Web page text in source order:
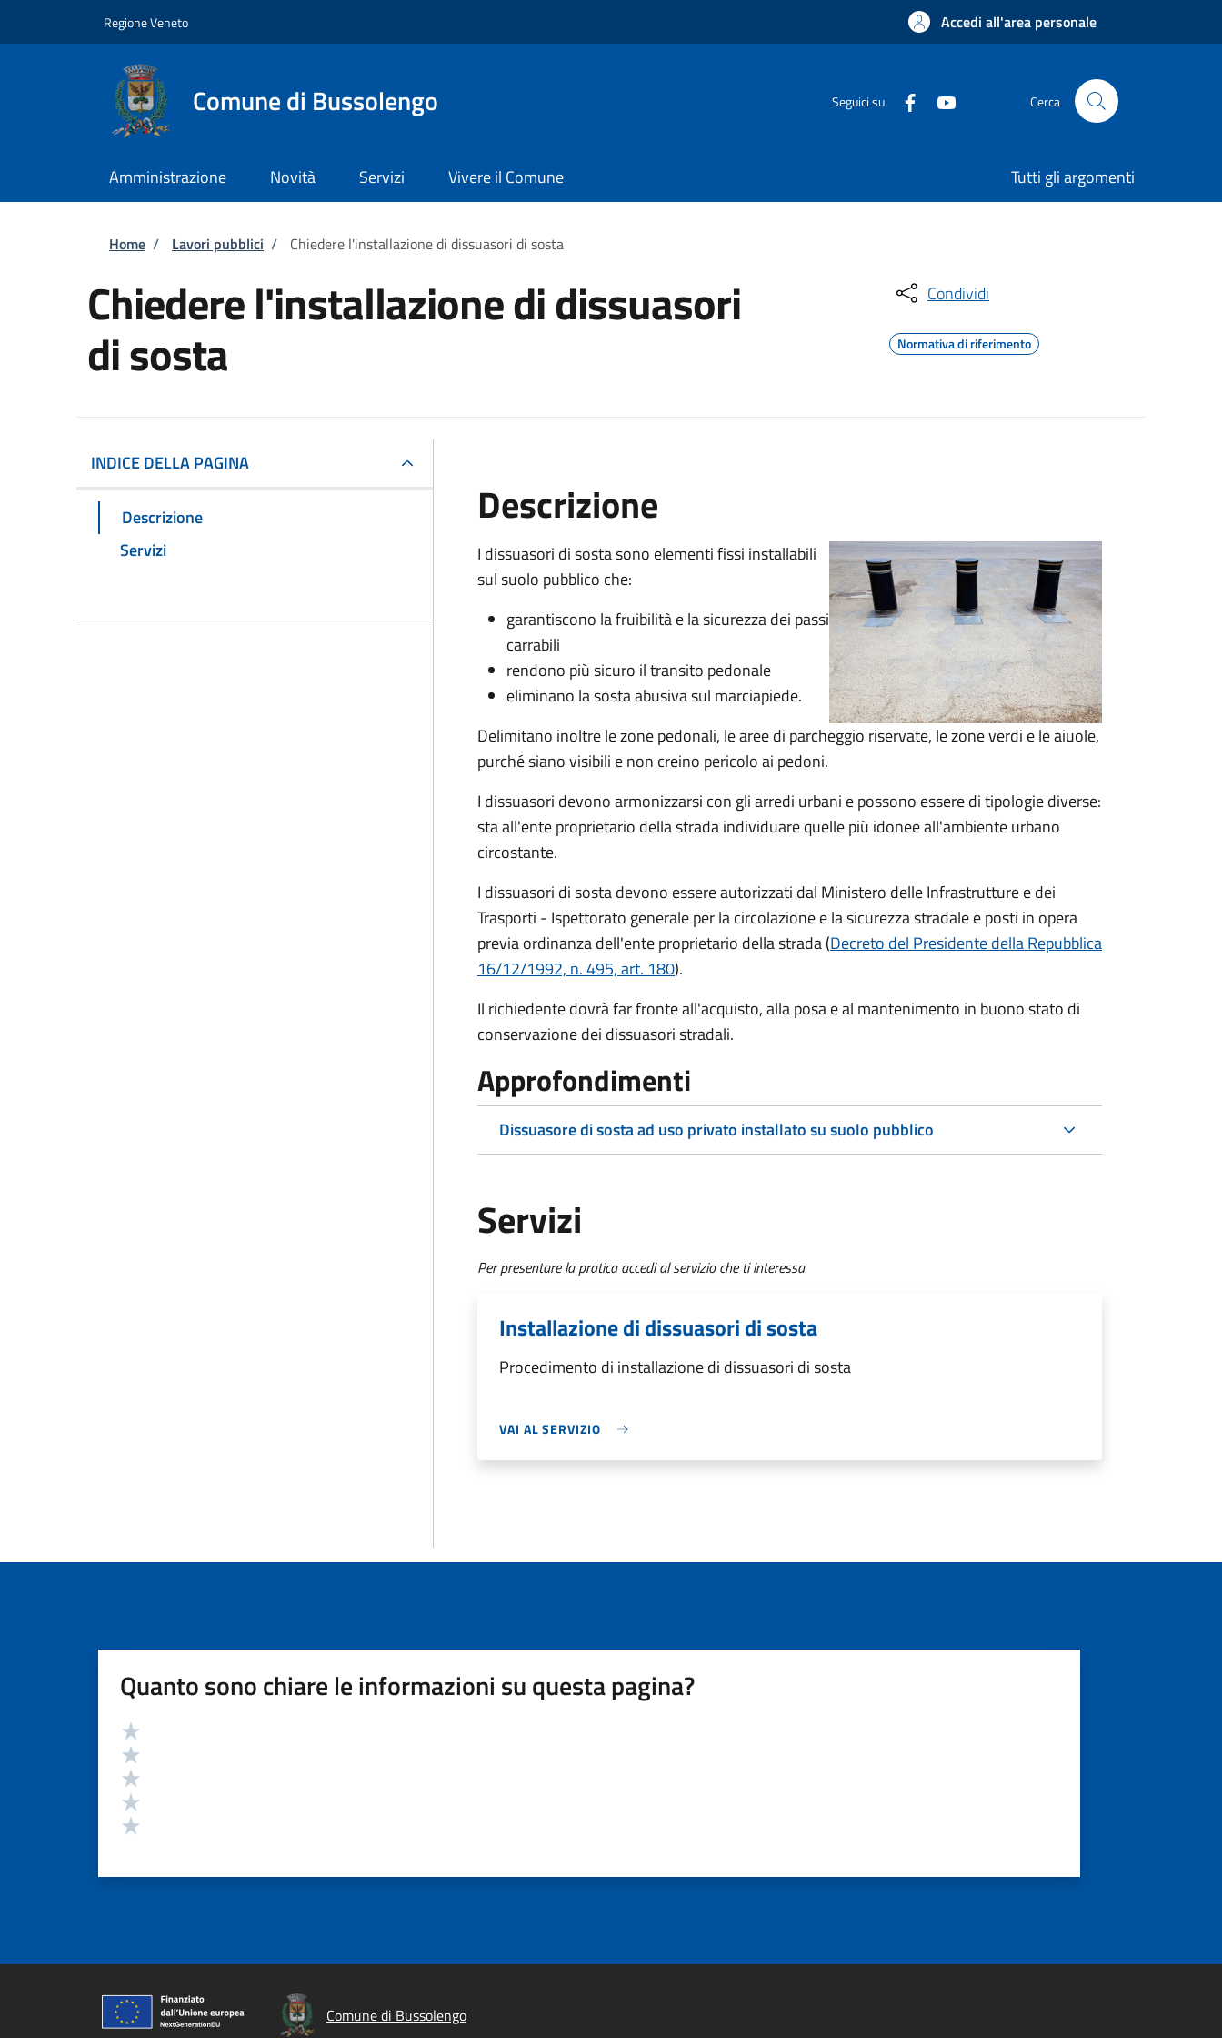
Regione Veneto Accedi all'area personale
Comune di Bussolengo Seguici su Cerca
Amministrazione Novità Servizi Vivere il Comune Tutti gli argomenti
Briciole di pane
Home / Lavori pubblici / Chiedere l'installazione di dissuasori di sosta
Chiedere l'installazione di dissuasori
di sosta
Condividi
Normativa di riferimento
INDICE DELLA PAGINA
Descrizione
Servizi
Descrizione
I dissuasori di sosta sono elementi fissi installabili
sul suolo pubblico che:
garantiscono la fruibilità e la sicurezza dei passi
carrabili
rendono più sicuro il transito pedonale
eliminano la sosta abusiva sul marciapiede.
Delimitano inoltre le zone pedonali, le aree di parcheggio riservate, le zone verdi e le aiuole,
purché siano visibili e non creino pericolo ai pedoni.
I dissuasori devono armonizzarsi con gli arredi urbani e possono essere di tipologie diverse:
sta all'ente proprietario della strada individuare quelle più idonee all'ambiente urbano
circostante.
I dissuasori di sosta devono essere autorizzati dal Ministero delle Infrastrutture e dei
Trasporti - Ispettorato generale per la circolazione e la sicurezza stradale e posti in opera
previa ordinanza dell'ente proprietario della strada (Decreto del Presidente della Repubblica
16/12/1992, n. 495, art. 180).
Il richiedente dovrà far fronte all'acquisto, alla posa e al mantenimento in buono stato di
conservazionedei dissuasori stradali.
Approfondimenti
Dissuasore di sosta ad uso privato installato su suolo pubblico
Servizi
Per presentare la pratica accedi al servizio che ti interessa
Installazione di dissuasori di sosta
Procedimento di installazione di dissuasori di sosta
VAI AL SERVIZIO
Quanto sono chiare le informazioni su questa pagina?
Valutazione
Comune di Bussolengo